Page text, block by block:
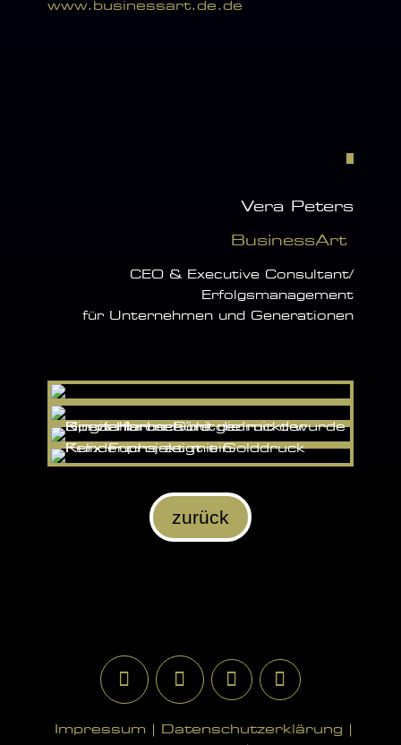
www.businessart.de.de
Vera Peters
BusinessArt
CEO & Executive Consultant/
Erfolgsmanagement
für Unternehmen und Generationen
zurück
Impressum |
Datenschutzerklärung |